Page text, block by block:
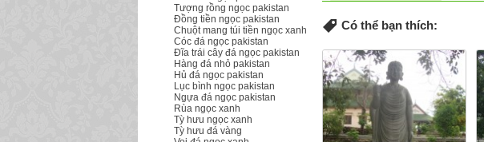
Có thể bạn thích:
Tượng rồng ngọc pakistan
Đồng tiền ngọc pakistan
Chuột mang túi tiền ngọc xanh
Cóc đá ngọc pakistan
Đĩa trái cây đá ngọc pakistan
Hàng đá nhỏ pakistan
Hủ đá ngọc pakistan
Lục bình ngọc pakistan
Ngựa đá ngọc pakistan
Rùa ngọc xanh
Tỳ hưu ngọc xanh
Tỳ hưu đá vàng